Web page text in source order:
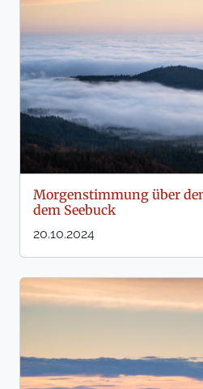
Morgenstimmung über
dem Seebuck
20.10.2024